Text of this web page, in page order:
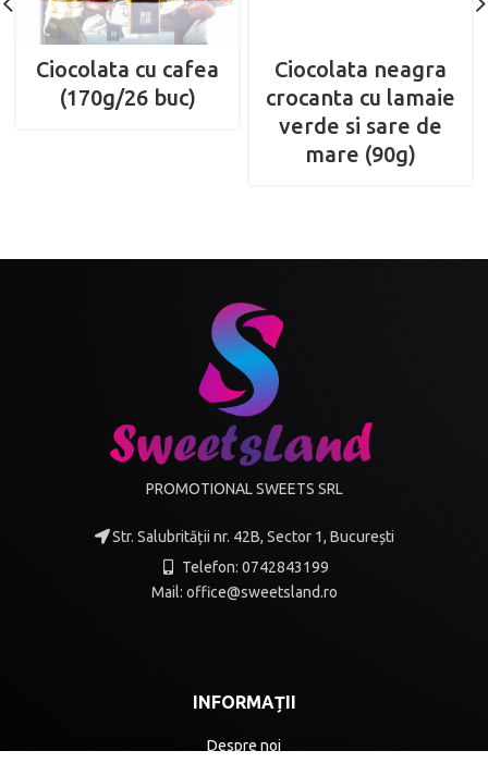
Ciocolata cu cafea
(170g/26 buc)
Ciocolata neagra
crocanta cu lamaie
verde si sare de
mare (90g)
PROMOTIONAL SWEETS SRL
Str. Salubrității nr. 42B, Sector 1, București
Telefon: 0742843199
Mail: office@sweetsland.ro
INFORMAȚII
Despre noi